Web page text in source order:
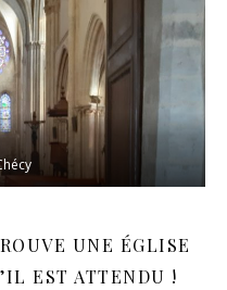
UNE ÉGLISE
EST ATTENDU !